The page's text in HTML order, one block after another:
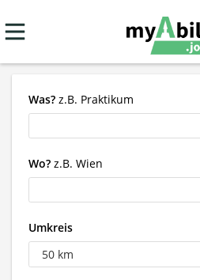
Was? z.B. Praktikum
Wo? z.B. Wien
Umkreis